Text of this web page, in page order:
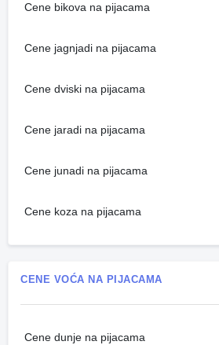
Cene bikova na pijacama
Cene jagnjadi na pijacama
Cene dviski na pijacama
Cene jaradi na pijacama
Cene junadi na pijacama
Cene koza na pijacama
CENE VOĆA NA PIJACAMA
Cene dunje na pijacama